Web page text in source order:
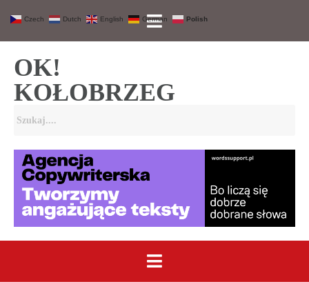
OK!
KOŁOBRZEG
Czech Dutch English German Polish